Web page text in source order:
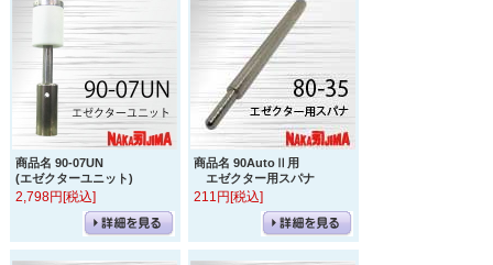
商品名 90-07UN
(エゼクターユニット)
2,798円[税込]
商品名 90AutoⅡ用
エゼクター用スパナ
211円[税込]